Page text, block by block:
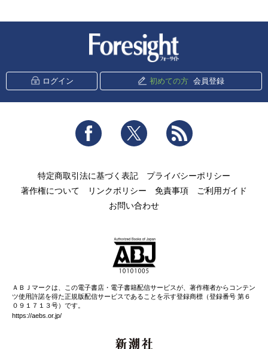
ログイン 初めての方 会員登録
Facebook Twitter
特定商取引法に基づく表記
プライバシーポリシー
著作権について
リンクポリシー 免責事項
ご利用ガイド
お問い合わせ
ＡＢＪマークは、この電子書店・電子書籍配信サービスが、著作権者からコンテン
ツ使用許諾を得た正規版配信サービスであることを示す登録商標（登録番号 第６
０９１７１３号）です。
https://aebs.or.jp/